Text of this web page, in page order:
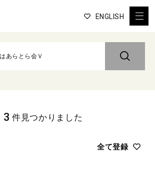
ENGLISH
全て登録
3 件見つかりました